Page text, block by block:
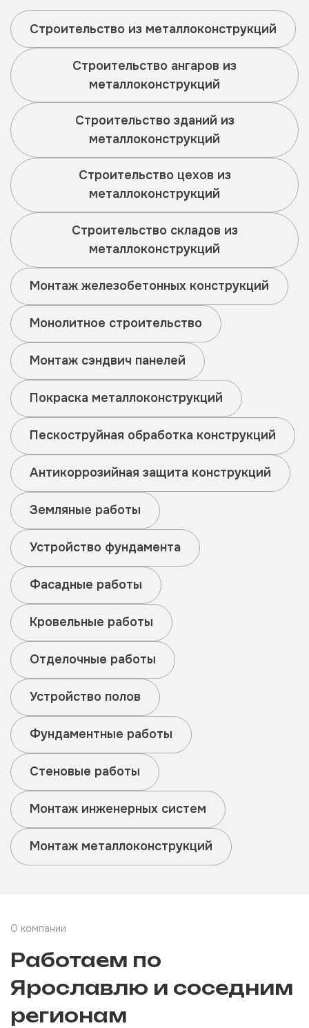
Строительство из металлоконструкций
Строительство ангаров из
металлоконструкций
Строительство зданий из
металлоконструкций
Строительство цехов из
металлоконструкций
Строительство складов из
металлоконструкций
Монтаж железобетонных конструкций
Монолитное строительство
Монтаж сэндвич панелей
Покраска металлоконструкций
Пескоструйная обработка конструкций
Антикоррозийная защита конструкций
Земляные работы
Устройство фундамента
Фасадные работы
Кровельные работы
Отделочные работы
Устройство полов
Фундаментные работы
Стеновые работы
Монтаж инженерных систем
Монтаж металлоконструкций
О компании
Работаем по
Ярославлю и соседним
регионам